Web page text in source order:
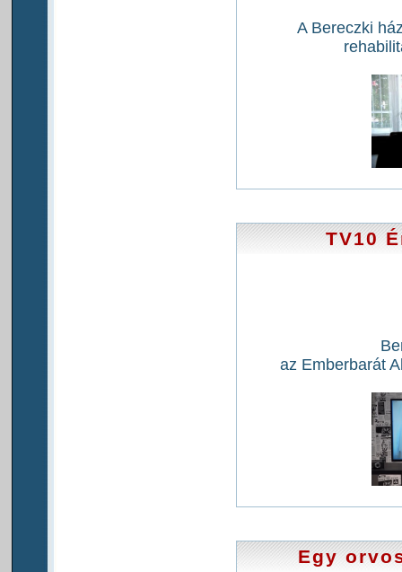
A Bereczki
TV10
az Emberbarát
Egy